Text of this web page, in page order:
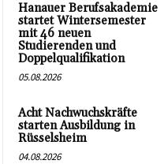
Hanauer Berufsakademie
startet Wintersemester
mit 46 neuen
Studierenden und
Doppelqualifikation
05.08.2026
Acht Nachwuchskräfte
starten Ausbildung in
Rüsselsheim
04.08.2026